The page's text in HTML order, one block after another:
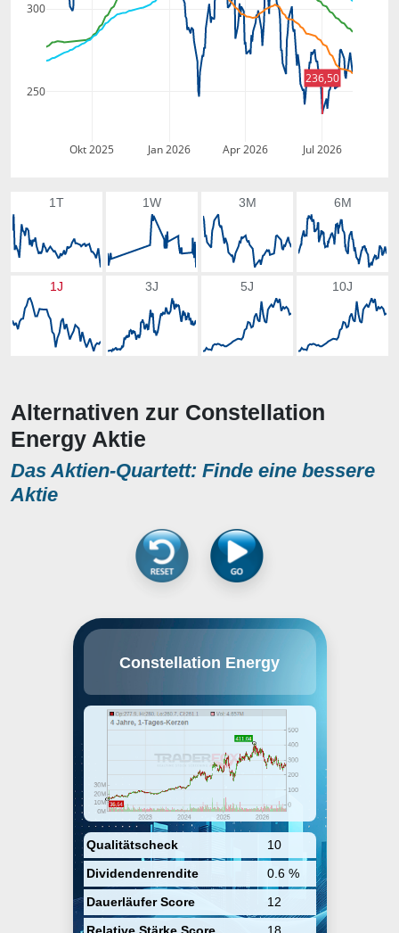
Okt 2025 Jan 2026 Apr 2026 Jul 2026
250
300
236,50
1T 1W 3M 6M
1J 3J 5J 10J
Alternativen zur Constellation
Energy Aktie
Das Aktien-Quartett: Finde eine bessere
Aktie
Constellation Energy
Qualitätscheck
10
Dividendenrendite
0.6 %
Dauerläufer Score
12
engages in the generation,
electricity, and renewable energy
products and solutions. The firm
also offers wholesale energy,
retail products and services. It
operates under the following
geographical segments: Mid-
Atlantic, Midwest, New York,
Electric Reliability Council of
Texas (ERCOT), and Other Power
Regions Segment. The company
was founded in 1960 and is
headquartered in Baltimore, MD.